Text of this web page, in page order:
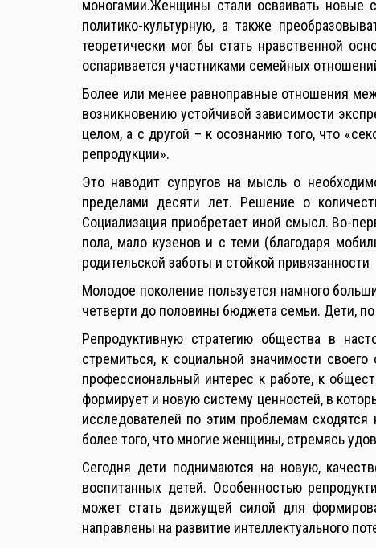
моногамии.Женщины стали осваивать новые
политико-культурную, а также
теоретически мог бы стать нравственной
оспаривается участниками семейных
Более или менее равноправные отношения
возникновению устойчивой зависимости
целом, а с другой – к осознанию того, что
репродукции».
Это наводит супругов на мысль о
пределами десяти лет. Решение о
Социализация приобретает иной смысл. Во-
пола, мало кузенов и с теми (благодаря
родительской заботы и стойкой привязанности
Молодое поколение пользуется намного
четверти до половины бюджета семьи. Дети,
Репродуктивную стратегию общества в
стремиться, к социальной значимости
профессиональный интерес к работе, к
формирует и новую систему ценностей, в
исследователей по этим проблемам
более того, что многие женщины, стремясь
Сегодня дети поднимаются на новую,
воспитанных детей. Особенностью
может стать движущей силой для
направлены на развитие интеллектуального